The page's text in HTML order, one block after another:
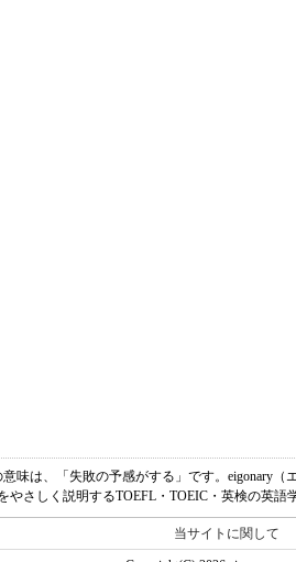
意味は、「失敗の予感がする」です。eigonary
やさしく説明するTOEFL・TOEIC・英検の英語
当サイトに関して